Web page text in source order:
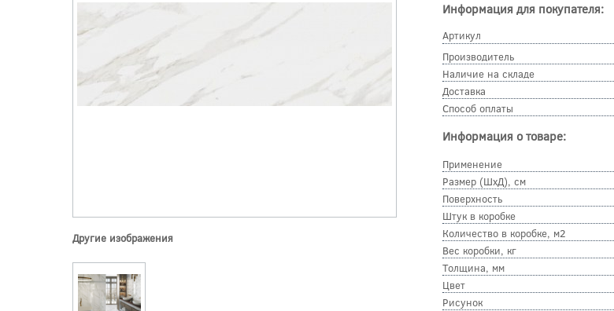
Другие изображения
Информация для покупателя:
Артикул
Производитель
Наличие на складе
Доставка
Способ оплаты
Информация о товаре:
Применение
Размер (ШхД), см
Поверхность
Штук в коробке
Количество в коробке, м2
Вес коробки, кг
Толщина, мм
Цвет
Рисунок